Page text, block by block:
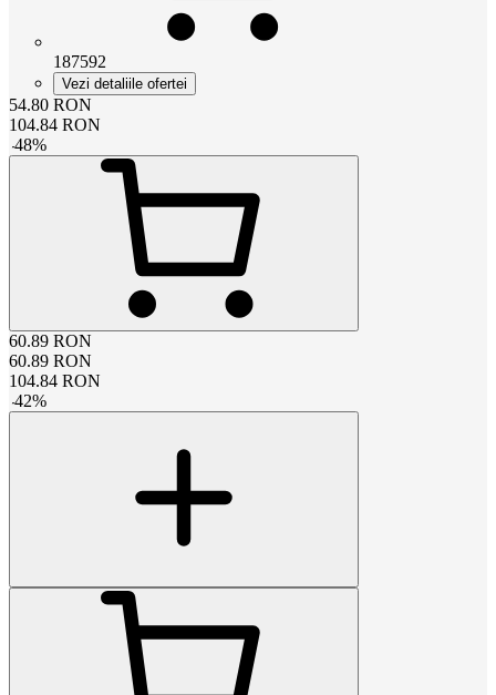
187592
Vezi detaliile ofertei
54.80 RON
104.84 RON
-48%
60.89 RON
60.89 RON
104.84 RON
-42%